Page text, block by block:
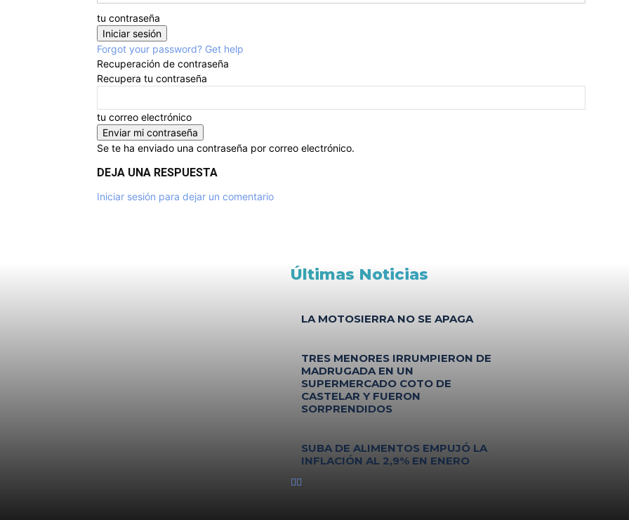
tu contraseña
Forgot your password? Get help
Recuperación de contraseña
Recupera tu contraseña
tu correo electrónico
Se te ha enviado una contraseña por correo electrónico.
DEJA UNA RESPUESTA
Iniciar sesión para dejar un comentario
Últimas Noticias
LA MOTOSIERRA NO SE APAGA
TRES MENORES IRRUMPIERON DE
MADRUGADA EN UN
SUPERMERCADO COTO DE
CASTELAR Y FUERON
SORPRENDIDOS
SUBA DE ALIMENTOS EMPUJÓ LA
INFLACIÓN AL 2,9% EN ENERO